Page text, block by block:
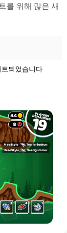
를 위해 많은 새
되었습니다